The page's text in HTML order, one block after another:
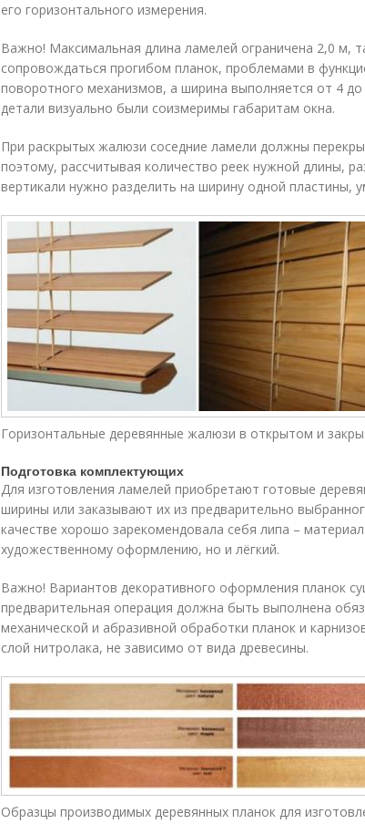
его горизонтального измерения.
Важно! Максимальная длина ламелей ограничена 2,0 м,
сопровождаться прогибом планок, проблемами в
поворотного механизмов, а ширина выполняется от 4
детали визуально были соизмеримы габаритам окна.
При раскрытых жалюзи соседние ламели должны
поэтому, рассчитывая количество реек нужной длины,
вертикали нужно разделить на ширину одной пластины,
Горизонтальные деревянные жалюзи в открытом и
Подготовка комплектующих
Для изготовления ламелей приобретают готовые
ширины или заказывают их из предварительно
качестве хорошо зарекомендовала себя липа –
художественному оформлению, но и лёгкий.
Важно! Вариантов декоративного оформления планок
предварительная операция должна быть выполнена
механической и абразивной обработки планок и
слой нитролака, не зависимо от вида древесины.
Образцы производимых деревянных планок для